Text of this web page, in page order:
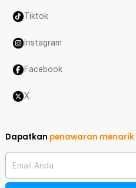
Tiktok
Instagram
Facebook
X
Dapatkan penawaran menarik
Email Anda